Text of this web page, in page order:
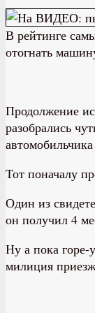
В рейтинге
отогнать
Продолжение
разобрались
Тот поначалу
Один из
он получил 4
Ну а пока горе-
милиция